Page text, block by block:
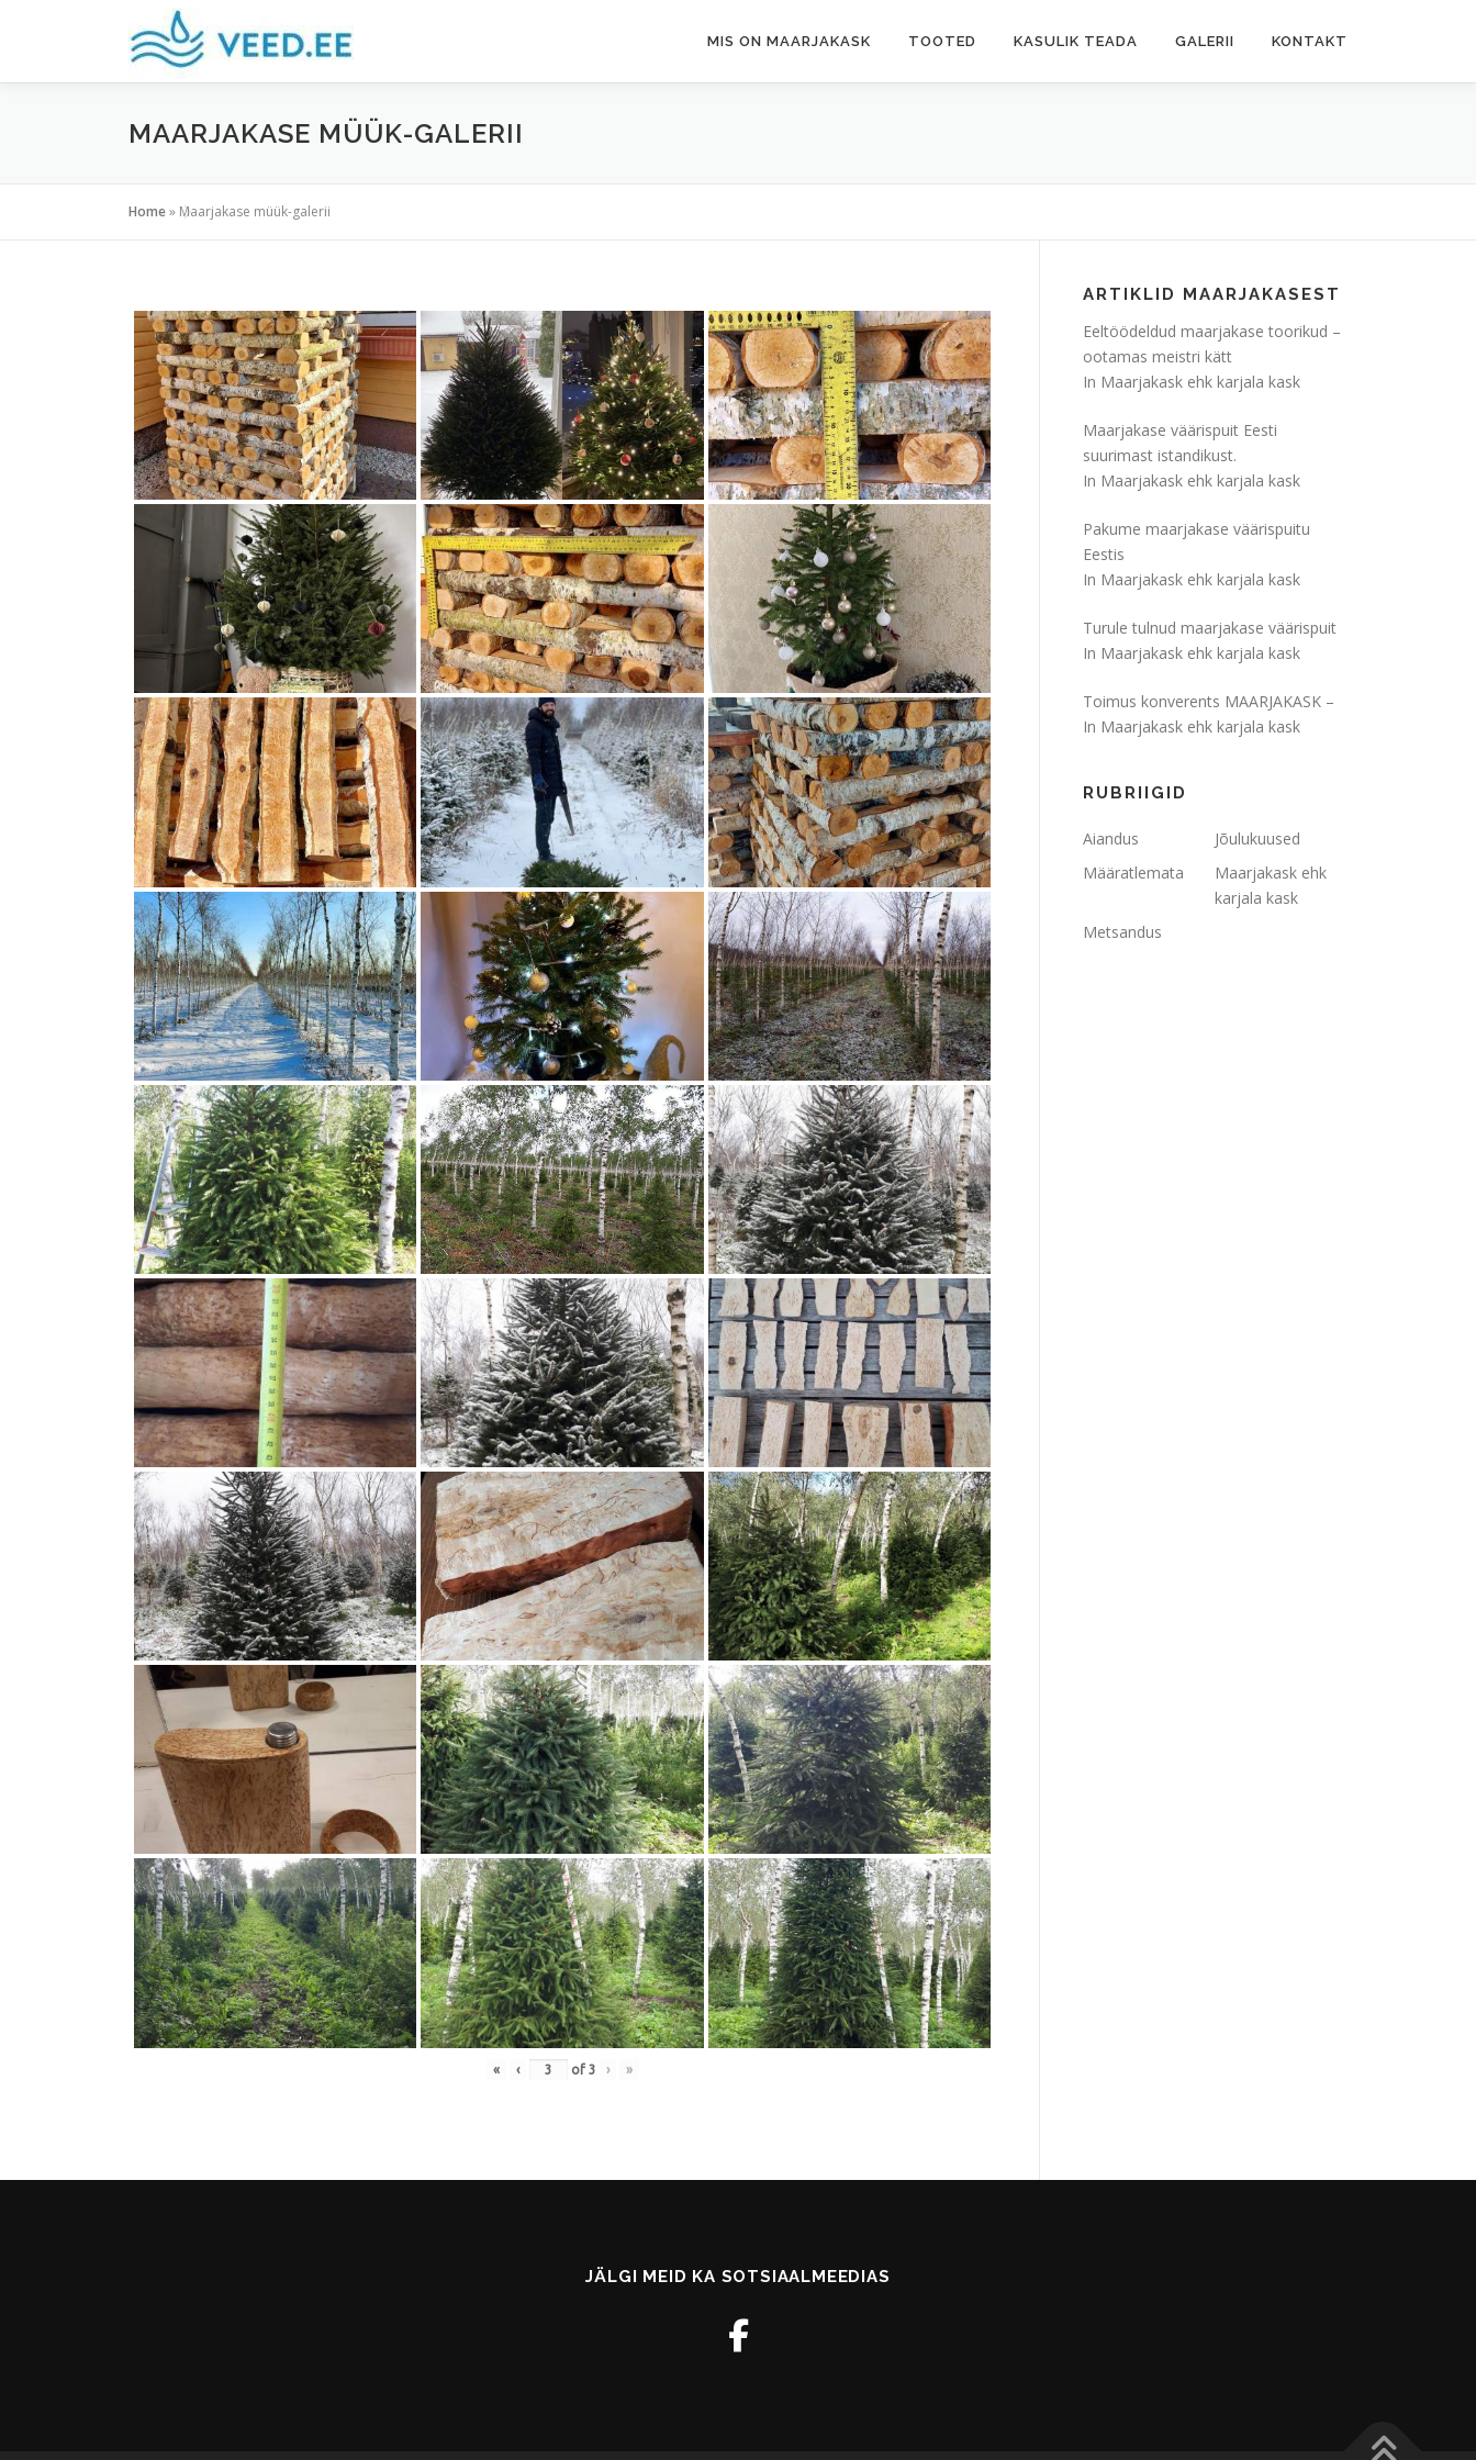
MIS ON MAARJAKASK TOOTED KASULIK TEADA GALERII KONTAKT
MAARJAKASE MÜÜK-GALERII
Home» Maarjakase müük-galerii
« ‹ of 3 › »
ARTIKLID MAARJAKASEST
Eeltöödeldud maarjakase toorikud –
ootamas meistri kätt
In Maarjakask ehk karjala kask
Maarjakase väärispuit Eesti
suurimast istandikust.
In Maarjakask ehk karjala kask
Pakume maarjakase väärispuitu
Eestis
In Maarjakask ehk karjala kask
Turule tulnud maarjakase väärispuit
In Maarjakask ehk karjala kask
Toimus konverents MAARJAKASK –
In Maarjakask ehk karjala kask
RUBRIIGID
Aiandus
Jõulukuused
Määratlemata
Maarjakask ehk
karjala kask
Metsandus
JÄLGI MEID KA SOTSIAALMEEDIAS